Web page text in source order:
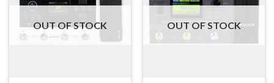
OUT OF STOCK
OUT OF STOCK